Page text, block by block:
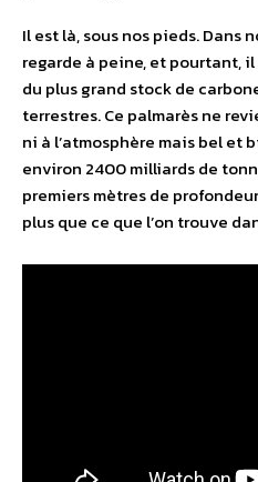
Il est là, sous nos pieds.
regarde à peine, et pourtant,
du plus grand stock de
terrestres. Ce palmarès ne
ni à l’atmosphère mais bel et
environ 2400 milliards de
premiers mètres de
plus que ce que l’on trouve